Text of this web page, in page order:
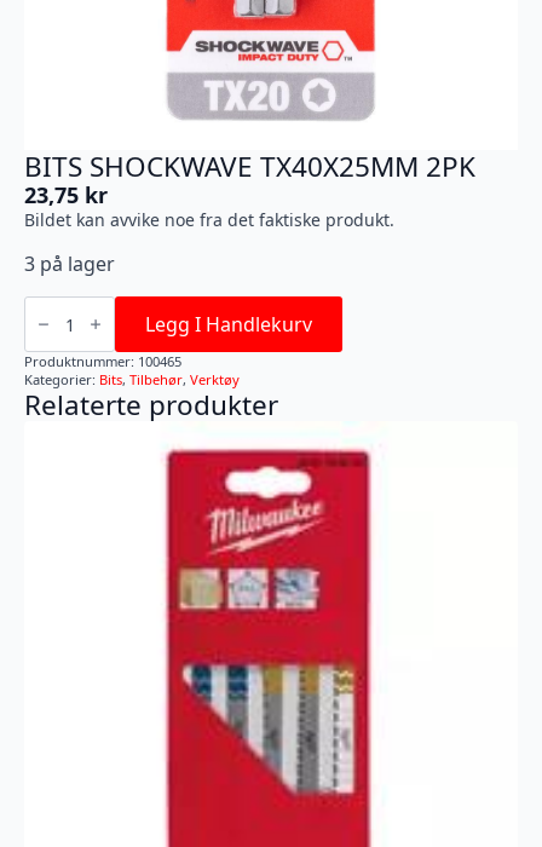
BITS SHOCKWAVE TX40X25MM 2PK
23,75 kr
Bildet kan avvike noe fra det faktiske produkt.
3 på lager
BITS
SHOCKWAVE
TX40X25MM
2PK
antall
Legg I Handlekurv
Produktnummer: 100465
Kategorier: Bits, Tilbehør, Verktøy
Relaterte produkter